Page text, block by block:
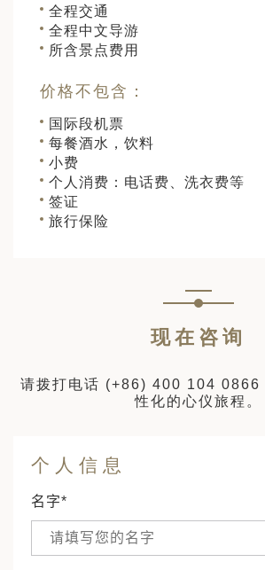
全程交通
全程中文导游
所含景点费用
价格不包含：
国际段机票
每餐酒水，饮料
小费
个人消费：电话费、洗衣费等
签证
旅行保险
现在咨询
请拨打电话 (+86) 400 104 0866
性化的心仪旅程。
个人信息
名字*